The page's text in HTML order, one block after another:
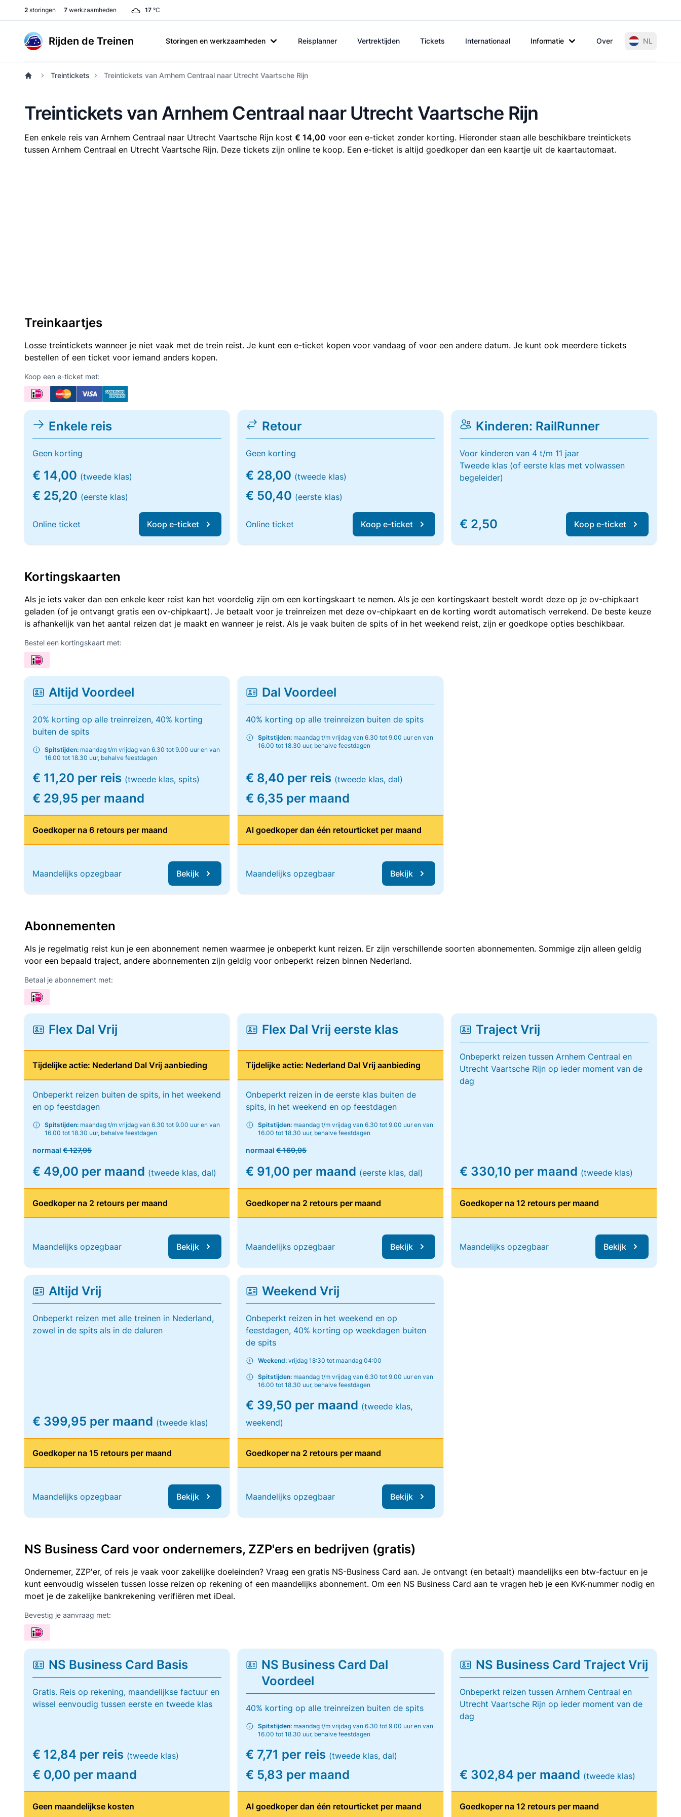
2 storingen 7 werkzaamheden 17 °C
Rijden de Treinen Storingen en werkzaamheden Reisplanner Vertrektijden Tickets Internationaal Informatie Over NL
Treintickets Treintickets van Arnhem Centraal naar Utrecht Vaartsche Rijn
Treintickets van Arnhem Centraal naar Utrecht Vaartsche Rijn
Een enkele reis van Arnhem Centraal naar Utrecht Vaartsche Rijn kost € 14,00 voor een e-ticket zonder korting. Hieronder staan alle beschikbare treintickets
tussen Arnhem Centraal en Utrecht Vaartsche Rijn. Deze tickets zijn online te koop. Een e-ticket is altijd goedkoper dan een kaartje uit de kaartautomaat.
Treinkaartjes
Losse treintickets wanneer je niet vaak met de trein reist. Je kunt een e-ticket kopen voor vandaag of voor een andere datum. Je kunt ook meerdere tickets
bestellen of een ticket voor iemand anders kopen.
Koop een e-ticket met:
Enkele reis
Geen korting
€ 14,00 (tweede klas)
€ 25,20 (eerste klas)
Online ticket Koop e-ticket
Retour
Geen korting
€ 28,00 (tweede klas)
€ 50,40 (eerste klas)
Online ticket Koop e-ticket
Kinderen: RailRunner
Voor kinderen van 4 t/m 11 jaar
Tweede klas (of eerste klas met volwassen
begeleider)
€ 2,50 Koop e-ticket
Kortingskaarten
Als je iets vaker dan een enkele keer reist kan het voordelig zijn om een kortingskaart te nemen. Als je een kortingskaart bestelt wordt deze op je ov-chipkaart
geladen (of je ontvangt gratis een ov-chipkaart). Je betaalt voor je treinreizen met deze ov-chipkaart en de korting wordt automatisch verrekend. De beste keuze
is afhankelijk van het aantal reizen dat je maakt en wanneer je reist. Als je vaak buiten de spits of in het weekend reist, zijn er goedkope opties beschikbaar.
Bestel een kortingskaart met:
Altijd Voordeel
20% korting op alle treinreizen, 40% korting
buiten de spits
Spitstijden: maandag t/m vrijdag van 6.30 tot 9.00 uur en van
16.00 tot 18.30 uur, behalve feestdagen
€ 11,20 per reis (tweede klas, spits)
€ 29,95 per maand
Goedkoper na 6 retours per maand
Maandelijks opzegbaar Bekijk
Dal Voordeel
40% korting op alle treinreizen buiten de spits
Spitstijden: maandag t/m vrijdag van 6.30 tot 9.00 uur en van
16.00 tot 18.30 uur, behalve feestdagen
€ 8,40 per reis (tweede klas, dal)
€ 6,35 per maand
Al goedkoper dan één retourticket per maand
Maandelijks opzegbaar Bekijk
Abonnementen
Als je regelmatig reist kun je een abonnement nemen waarmee je onbeperkt kunt reizen. Er zijn verschillende soorten abonnementen. Sommige zijn alleen geldig
voor een bepaald traject, andere abonnementen zijn geldig voor onbeperkt reizen binnen Nederland.
Betaal je abonnement met:
Flex Dal Vrij
Tijdelijke actie: Nederland Dal Vrij aanbieding
Onbeperkt reizen buiten de spits, in het weekend
en op feestdagen
Spitstijden: maandag t/m vrijdag van 6.30 tot 9.00 uur en van
16.00 tot 18.30 uur, behalve feestdagen
normaal € 127,95
€ 49,00 per maand (tweede klas, dal)
Goedkoper na 2 retours per maand
Maandelijks opzegbaar Bekijk
Flex Dal Vrij eerste klas
Tijdelijke actie: Nederland Dal Vrij aanbieding
Onbeperkt reizen in de eerste klas buiten de
spits, in het weekend en op feestdagen
Spitstijden: maandag t/m vrijdag van 6.30 tot 9.00 uur en van
16.00 tot 18.30 uur, behalve feestdagen
normaal€ 169,95
€ 91,00 per maand (eerste klas, dal)
Goedkoper na 2 retours per maand
Maandelijks opzegbaar Bekijk
Traject Vrij
Onbeperkt reizen tussen Arnhem Centraal en
Utrecht Vaartsche Rijn op ieder moment van de
dag
€ 330,10 per maand (tweede klas)
Goedkoper na 12 retours per maand
Maandelijks opzegbaar Bekijk
Altijd Vrij
Onbeperkt reizen met alle treinen in Nederland,
zowel in de spits als in de daluren
€ 399,95 per maand (tweede klas)
Goedkoper na 15 retours per maand
Maandelijks opzegbaar Bekijk
Weekend Vrij
Onbeperkt reizen in het weekend en op
feestdagen, 40% korting op weekdagen buiten
de spits
Weekend: vrijdag 18:30 tot maandag 04:00
Spitstijden: maandag t/m vrijdag van 6.30 tot 9.00 uur en van
16.00 tot 18.30 uur, behalve feestdagen
€ 39,50 per maand (tweede klas,
weekend)
Goedkoper na 2 retours per maand
Maandelijks opzegbaar Bekijk
NS Business Card voor ondernemers, ZZP'ers en bedrijven (gratis)
Ondernemer, ZZP'er, of reis je vaak voor zakelijke doeleinden? Vraag een gratis NS-Business Card aan. Je ontvangt (en betaalt) maandelijks een btw-factuur en je
kunt eenvoudig wisselen tussen losse reizen op rekening of een maandelijks abonnement. Om een NS Business Card aan te vragen heb je een KvK-nummer nodig en
moet je de zakelijke bankrekening verifiëren met iDeal.
Bevestig je aanvraag met:
NS Business Card Basis
Gratis. Reis op rekening, maandelijkse factuur en
wissel eenvoudig tussen eerste en tweede klas
€ 12,84 per reis (tweede klas)
€ 0,00 per maand
Geen maandelijkse kosten
NS Business Card Dal
Voordeel
40% korting op alle treinreizen buiten de spits
Spitstijden: maandag t/m vrijdag van 6.30 tot 9.00 uur en van
16.00 tot 18.30 uur, behalve feestdagen
€ 7,71 per reis (tweede klas, dal)
€ 5,83 per maand
Al goedkoper dan één retourticket per maand
NS Business Card Traject Vrij
Onbeperkt reizen tussen Arnhem Centraal en
Utrecht Vaartsche Rijn op ieder moment van de
dag
€ 302,84 per maand (tweede klas)
Goedkoper na 12 retours per maand